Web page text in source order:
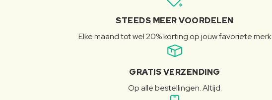
STEEDS MEER VOORDELEN
Elke maand tot wel 20% korting op jouw favoriete merk
GRATIS VERZENDING
Op alle bestellingen. Altijd.